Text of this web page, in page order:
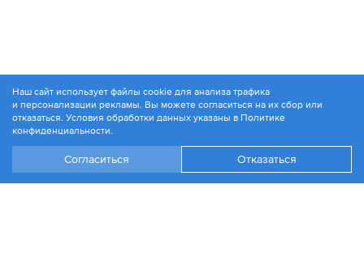
© 1994-2026. ЗАО «Контакт Плюс»
Политика конфиденциальности
Наш сайт использует файлы cookie для анализа трафика
и персонализации рекламы. Вы можете согласиться на их сбор или
отказаться. Условия обработки данных указаны в Политике
конфиденциальности.
Согласиться Отказаться